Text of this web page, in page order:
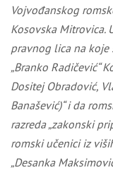
Vojvođanskog
Kosovska Mitrovica.
pravnog lica na koje
„Branko Radičević“
Dositej Obradović,
Banašević)“ ida
razreda „zakonski
romski učenici iz
„Desanka